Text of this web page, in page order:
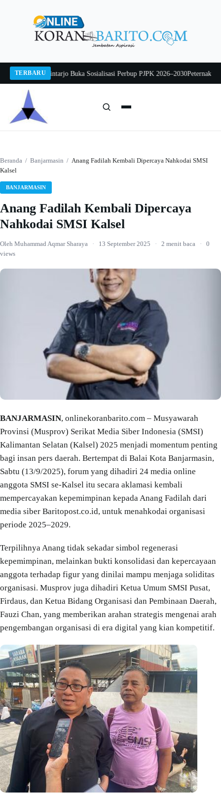
TERBARU
Sarwo Mintarjo Buka Sosialisasi Perbup PJPK 2026–2030Peternak Ayam
Beranda / Banjarmasin / Anang Fadilah Kembali Dipercaya Nahkodai SMSI
Kalsel
BANJARMASIN
Anang Fadilah Kembali Dipercaya
Nahkodai SMSI Kalsel
Oleh Muhammad Aqmar Sharaya · 13 September 2025 · 2 menit baca ·
0
views
BANJARMASIN, onlinekoranbarito.com – Musyawarah
Provinsi (Musprov) Serikat Media Siber Indonesia (SMSI)
Kalimantan Selatan (Kalsel) 2025 menjadi momentum penting
bagi insan pers daerah. Bertempat di Balai Kota Banjarmasin,
Sabtu (13/9/2025), forum yang dihadiri 24 media online
anggota SMSI se-Kalsel itu secara aklamasi kembali
mempercayakan kepemimpinan kepada Anang Fadilah dari
media siber Baritopost.co.id, untuk menahkodai organisasi
periode 2025–2029.
Terpilihnya Anang tidak sekadar simbol regenerasi
kepemimpinan, melainkan bukti konsolidasi dan kepercayaan
anggota terhadap figur yang dinilai mampu menjaga soliditas
organisasi. Musprov juga dihadiri Ketua Umum SMSI Pusat,
Firdaus, dan Ketua Bidang Organisasi dan Pembinaan Daerah,
Fauzi Chan, yang memberikan arahan strategis mengenai arah
pengembangan organisasi di era digital yang kian kompetitif.